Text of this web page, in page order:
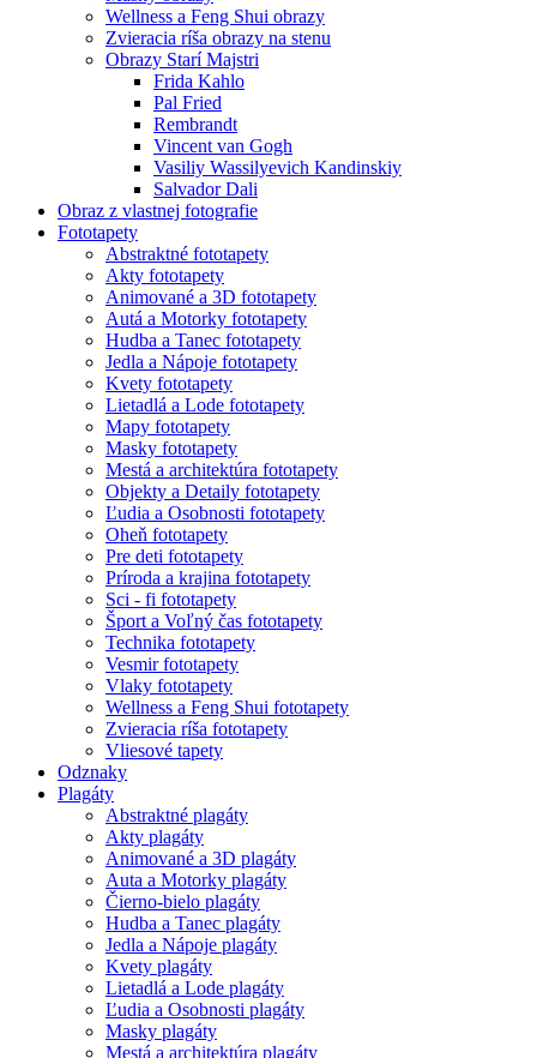
Wellness a Feng Shui obrazy
Zvieracia ríša obrazy na stenu
Obrazy Starí Majstri
Frida Kahlo
Pal Fried
Rembrandt
Vincent van Gogh
Vasiliy Wassilyevich Kandinskiy
Salvador Dali
Obraz z vlastnej fotografie
Fototapety
Abstraktné fototapety
Akty fototapety
Animované a 3D fototapety
Autá a Motorky fototapety
Hudba a Tanec fototapety
Jedla a Nápoje fototapety
Kvety fototapety
Lietadlá a Lode fototapety
Mapy fototapety
Masky fototapety
Mestá a architektúra fototapety
Objekty a Detaily fototapety
Ľudia a Osobnosti fototapety
Oheň fototapety
Pre deti fototapety
Príroda a krajina fototapety
Sci - fi fototapety
Šport a Voľný čas fototapety
Technika fototapety
Vesmir fototapety
Vlaky fototapety
Wellness a Feng Shui fototapety
Zvieracia ríša fototapety
Vliesové tapety
Odznaky
Plagáty
Abstraktné plagáty
Akty plagáty
Animované a 3D plagáty
Auta a Motorky plagáty
Čierno-bielo plagáty
Hudba a Tanec plagáty
Jedla a Nápoje plagáty
Kvety plagáty
Lietadlá a Lode plagáty
Ľudia a Osobnosti plagáty
Masky plagáty
Mestá a architektúra plagáty